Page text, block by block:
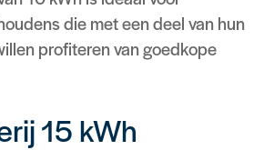
die met een deel van hun
profiteren van goedkope
15 kWh